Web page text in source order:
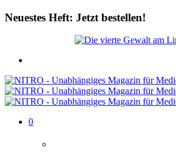
Neuestes Heft: Jetzt bestellen!
0